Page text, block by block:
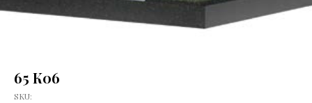
65 К06
SKU: